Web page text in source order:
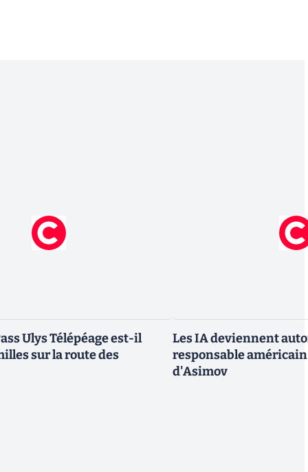
Ulys Télépéage est-il
sur la route des
Les IA deviennent
responsable
d'Asimov